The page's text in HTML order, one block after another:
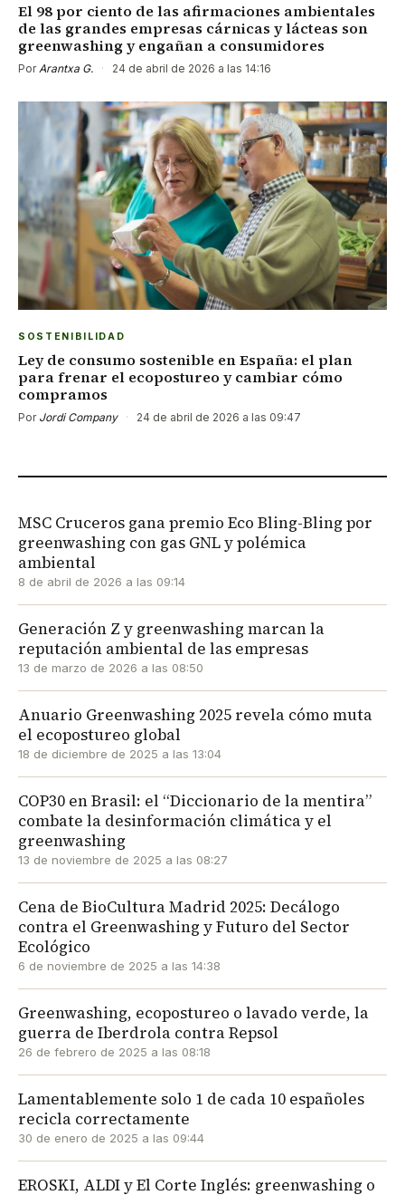
El 98 por ciento de las afirmaciones ambientales
de las grandes empresas cárnicas y lácteas son
greenwashing y engañan a consumidores
PorArantxa G. · 24 de abril de 2026 a las 14:16
SOSTENIBILIDAD
Ley de consumo sostenible en España: el plan
para frenar el ecopostureo y cambiar cómo
compramos
Por Jordi Company · 24 de abril de 2026 a las 09:47
MSC Cruceros gana premio Eco Bling-Bling por
greenwashing con gas GNL y polémica
ambiental
8 de abril de 2026 a las 09:14
Generación Z y greenwashing marcan la
reputación ambiental de las empresas
13 de marzo de 2026 a las 08:50
Anuario Greenwashing 2025 revela cómo muta
el ecopostureo global
18 de diciembre de 2025 a las 13:04
COP30 en Brasil: el “Diccionario de la mentira”
combate la desinformación climática y el
greenwashing
13 de noviembre de 2025 a las 08:27
Cena de BioCultura Madrid 2025: Decálogo
contra el Greenwashing y Futuro del Sector
Ecológico
6 de noviembre de 2025 a las 14:38
Greenwashing, ecopostureo o lavado verde, la
guerra de Iberdrola contra Repsol
26 de febrero de 2025 a las 08:18
Lamentablemente solo 1 de cada 10 españoles
recicla correctamente
30 de enero de 2025 a las 09:44
EROSKI, ALDI y El Corte Inglés: greenwashing o